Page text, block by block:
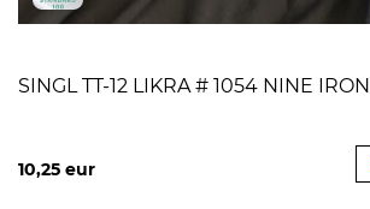
SINGL TT-12 LIKRA # 1054 NINE IRON
10,25 eur